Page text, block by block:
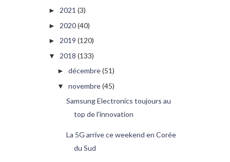
► 2021 (3)
► 2020(40)
► 2019 (120)
▼ 2018 (133)
► décembre(51)
▼ novembre(45)
Samsung Electronics toujours au
top de l'innovation
La 5G arrive ce weekend en Corée
du Sud